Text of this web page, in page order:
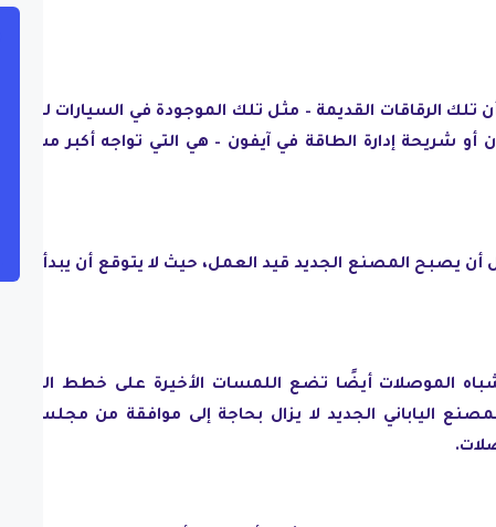
تلك الرقاقات القديمة – مثل تلك الموجودة في السيارات للتحكم
أو شريحة إدارة الطاقة في آيفون – هي التي تواجه أكبر مشكلات
المصنع الجديد قيد العمل، حيث لا يتوقع أن يبدأ الإنتاج
الموصلات أيضًا تضع اللمسات الأخيرة على خطط المصنع
الياباني الجديد لا يزال بحاجة إلى موافقة من مجلس إدارة